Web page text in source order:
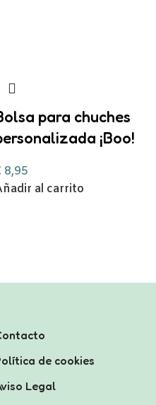
para chuches
¡Boo!
8,95
al carrito
de cookies
Legal